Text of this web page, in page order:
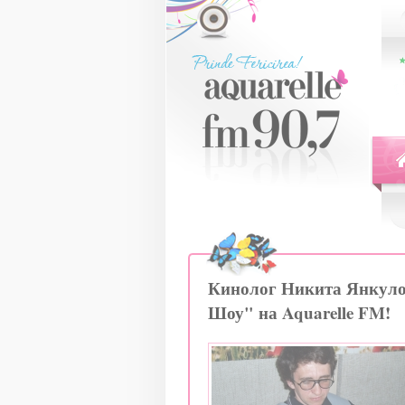
Кинолог Никита
Шоу" на Aquarelle FM!